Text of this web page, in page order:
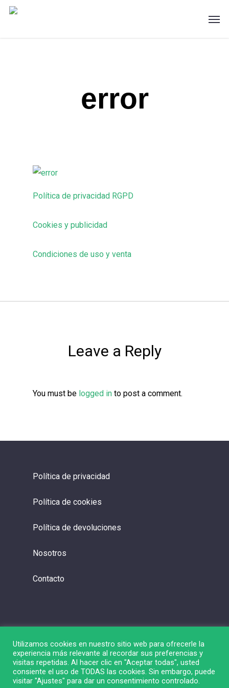
Skip
error
Política de privacidad RGPD
Cookies y publicidad
Condiciones de uso y venta
Leave a Reply
You must be logged in to post a comment.
Política de privacidad
Política de cookies
Política de devoluciones
Nosotros
Contacto
© 2026 Liga de Bolsa.
Utilizamos cookies en nuestro sitio web para ofrecerle la
experiencia más relevante al recordar sus preferencias y
visitas repetidas. Al hacer clic en "Aceptar todas", usted
consiente el uso de TODAS las cookies. Sin embargo, puede
visitar "Ajustes" para dar un consentimiento controlado.